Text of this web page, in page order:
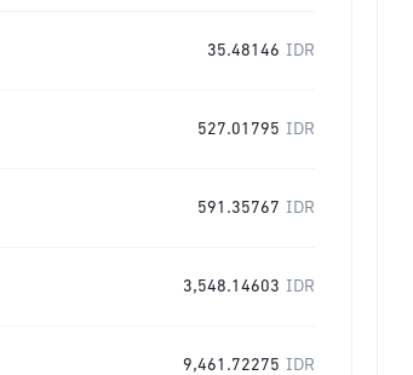
35.48146 IDR
527.01795 IDR
591.35767 IDR
3,548.14603 IDR
9,461.72275 IDR